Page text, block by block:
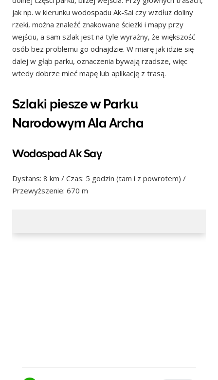
jak np. w kierunku wodospadu Ak-Sai czy wzdłuż doliny
rzeki, można znaleźć znakowane ścieżki i mapy przy
wejściu, a sam szlak jest na tyle wyraźny, że większość
osób bez problemu go odnajdzie. W miarę jak idzie się
dalej w głąb parku, oznaczenia bywają rzadsze, więc
wtedy dobrze mieć mapę lub aplikację z trasą.
Szlaki piesze w Parku
Narodowym Ala Archa
Wodospad Ak Say
Dystans: 8 km / Czas: 5 godzin (tam i z powrotem) /
Przewyższenie: 670 m